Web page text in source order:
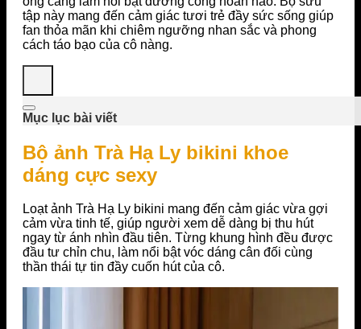
tập này mang đến cảm giác tươi trẻ đầy sức sống giúp
fan thỏa mãn khi chiêm ngưỡng nhan sắc và phong
cách táo bạo của cô nàng.
Mục lục bài viết
Bộ ảnh Trà Hạ Ly bikini khoe
dáng cực sexy
Loạt ảnh Trà Hạ Ly bikini mang đến cảm giác vừa gợi
cảm vừa tinh tế, giúp người xem dễ dàng bị thu hút
ngay từ ánh nhìn đầu tiên. Từng khung hình đều được
đầu tư chỉn chu, làm nổi bật vóc dáng cân đối cùng
thần thái tự tin đầy cuốn hút của cô.